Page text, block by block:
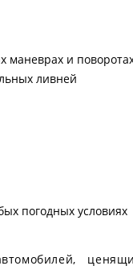
маневрах и
ливней
погодных условиях